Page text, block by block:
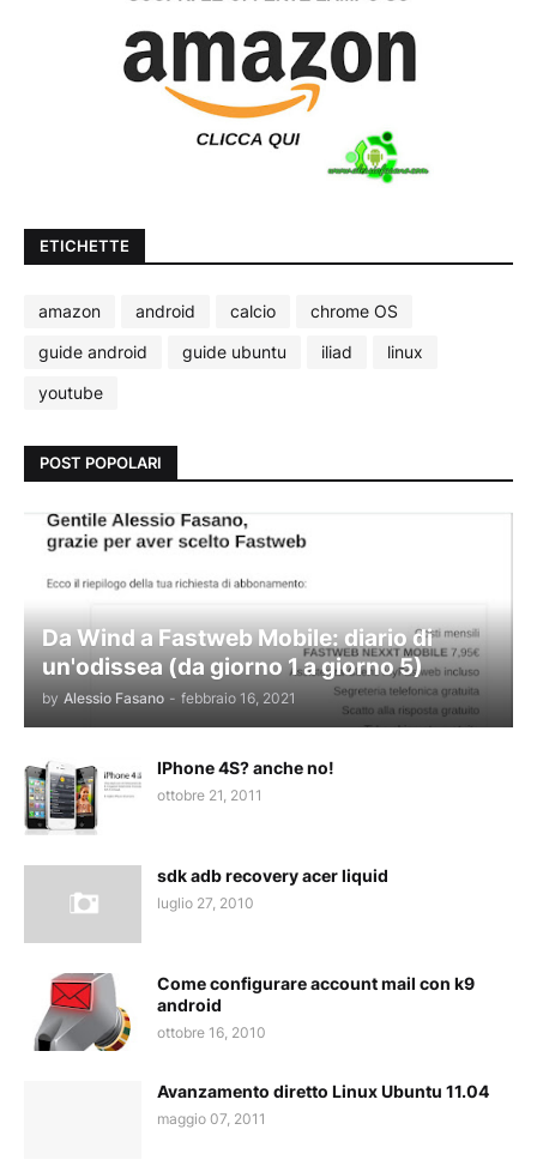
ETICHETTE
amazon android calcio
chrome OS
guide android
guide ubuntu iliad
linux
youtube
POST POPOLARI
Da Wind a Fastweb Mobile: diario di
un'odissea (da giorno 1 a giorno 5)
by Alessio Fasano - febbraio 16, 2021
IPhone 4S? anche no!
ottobre 21, 2011
sdk adb recovery acer liquid
luglio 27, 2010
Come configurare account mail con k9
android
ottobre 16, 2010
Avanzamento diretto Linux Ubuntu 11.04
maggio 07, 2011